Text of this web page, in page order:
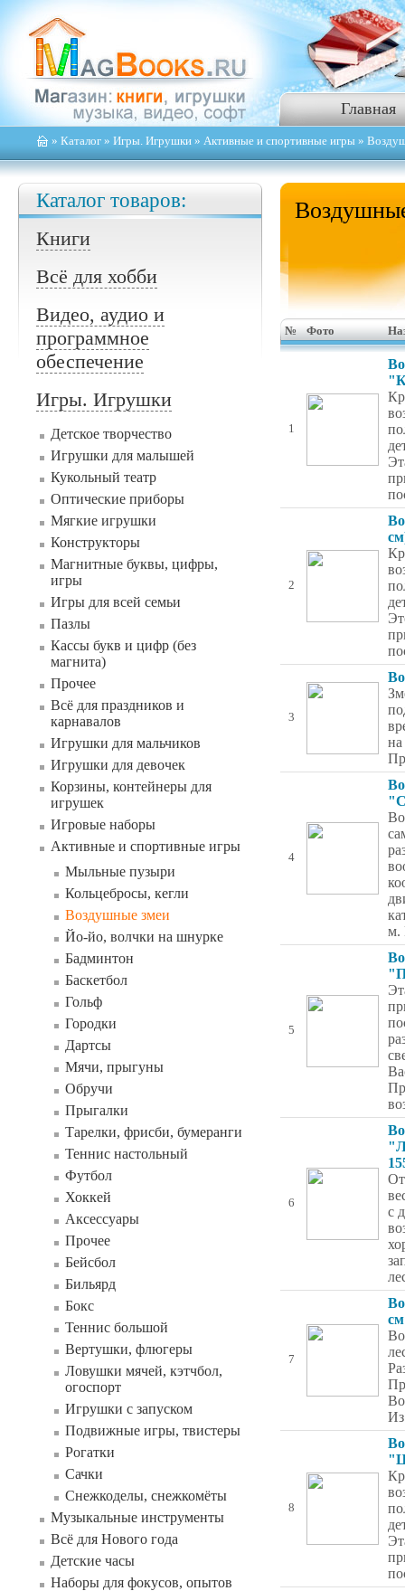
Главная
» Каталог » Игры. Игрушки » Активные и спортивные игры »
Каталог товаров:
Книги
Всё для хобби
Видео, аудио и
программное
обеспечение
Игры. Игрушки
Детское творчество
Игрушки для малышей
Кукольный театр
Оптические приборы
Мягкие игрушки
Конструкторы
Магнитные буквы, цифры,
игры
Игры для всей семьи
Пазлы
Кассы букв и цифр (без
магнита)
Прочее
Всё для праздников и
карнавалов
Игрушки для мальчиков
Игрушки для девочек
Корзины, контейнеры для
игрушек
Игровые наборы
Активные и спортивные игры
Мыльные пузыри
Кольцебросы, кегли
Воздушные змеи
Йо-йо, волчки на шнурке
Бадминтон
Баскетбол
Гольф
Городки
Дартсы
Мячи, прыгуны
Обручи
Прыгалки
Тарелки, фрисби, бумеранги
Теннис настольный
Футбол
Хоккей
Аксессуары
Прочее
Бейсбол
Бильярд
Бокс
Теннис большой
Вертушки, флюгеры
Ловушки мячей, кэтчбол,
огоспорт
Игрушки с запуском
Подвижные игры, твистеры
Рогатки
Сачки
Снежкоделы, снежкомёты
Музыкальные инструменты
Всё для Нового года
Детские часы
Наборы для фокусов, опытов
№ Фото
1
2
3
на
4
м.
5
6
с
7
см
8